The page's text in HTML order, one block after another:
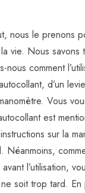
nous le prenons
vie. Nous savons
nous comment
d’un
Vous
est
sur la
Néanmoins,
l’utilisation,
ne soit trop tard.